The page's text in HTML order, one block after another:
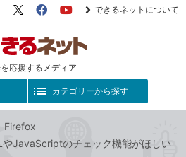
応援するメディア
X（旧
FacebookYouTube
できるネットについて
カテゴリーから探す
Firefox
JavaScriptのチェック機能がほしい